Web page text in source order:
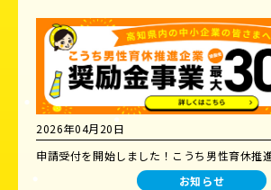
2026年04月20日
申請受付を開始しました！こうち男性育休推
お知らせ